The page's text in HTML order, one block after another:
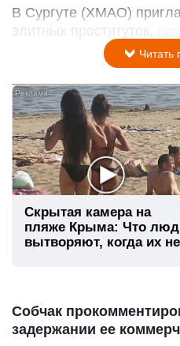
В Сургуте (ХМАО)
элитных проституток,
Читать
Скрытая камера на
пляже Крыма: Что
вытворяют, когда их не
Собчак
задержании ее